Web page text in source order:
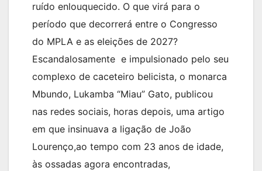
ruído enlouquecido. O que virá para o
período que decorrerá entre o Congresso
do MPLA e as eleições de 2027?
Escandalosamente e impulsionado pelo seu
complexo de caceteiro belicista, o monarca
Mbundo, Lukamba “Miau” Gato, publicou
nas redes sociais, horas depois, uma artigo
em que insinuava a ligação de João
Lourenço,ao tempo com 23 anos de idade,
às ossadas agora encontradas,